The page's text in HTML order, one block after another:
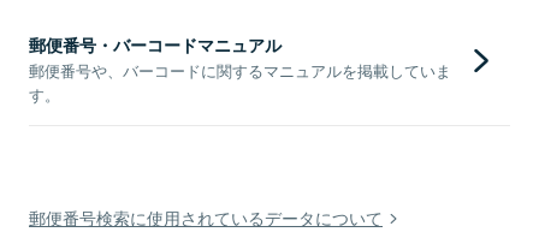
郵便番号・バーコードマニュアル
郵便番号や、バーコードに関するマニュアルを掲載していま
す。
郵便番号検索に使用されているデータについて